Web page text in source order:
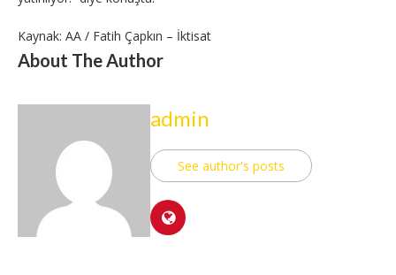
Kaynak: AA / Fatih Çapkın – İktisat
About The Author
admin
See author's posts